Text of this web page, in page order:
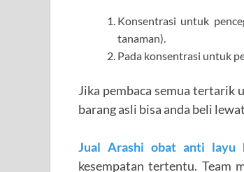
Konsentrasi untuk
tanaman).
Pada konsentrasi untuk
Jika pembaca semua tertarik
barang asli bisa anda beli
Jual Arashi obat anti layu
kesempatan tertentu. Team